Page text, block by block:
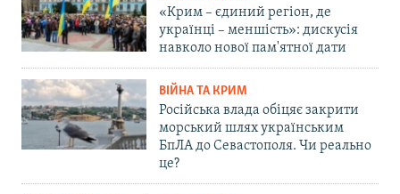
«Крим – єдиний регіон, де
українці – меншість»: дискусія
навколо нової пам'ятної дати
ВІЙНА ТА КРИМ
Російська влада обіцяє закрити
морський шлях українським
БпЛА до Севастополя. Чи реально
це?